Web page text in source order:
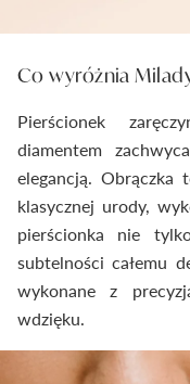
Co wyróżnia
Pierścionek
diamentem
elegancją. Obrączka
klasycznej urody,
pierścionka nie
subtelności całemu
wykonane z
wdzięku.